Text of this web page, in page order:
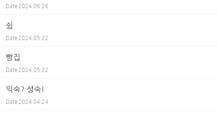
Date 2024.06.26
쉼
Date 2024.05.22
빵집
Date 2024.05.22
익숙? 성숙!
Date 2024.04.24